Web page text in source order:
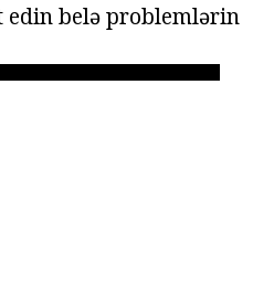
edin belə problemlərin